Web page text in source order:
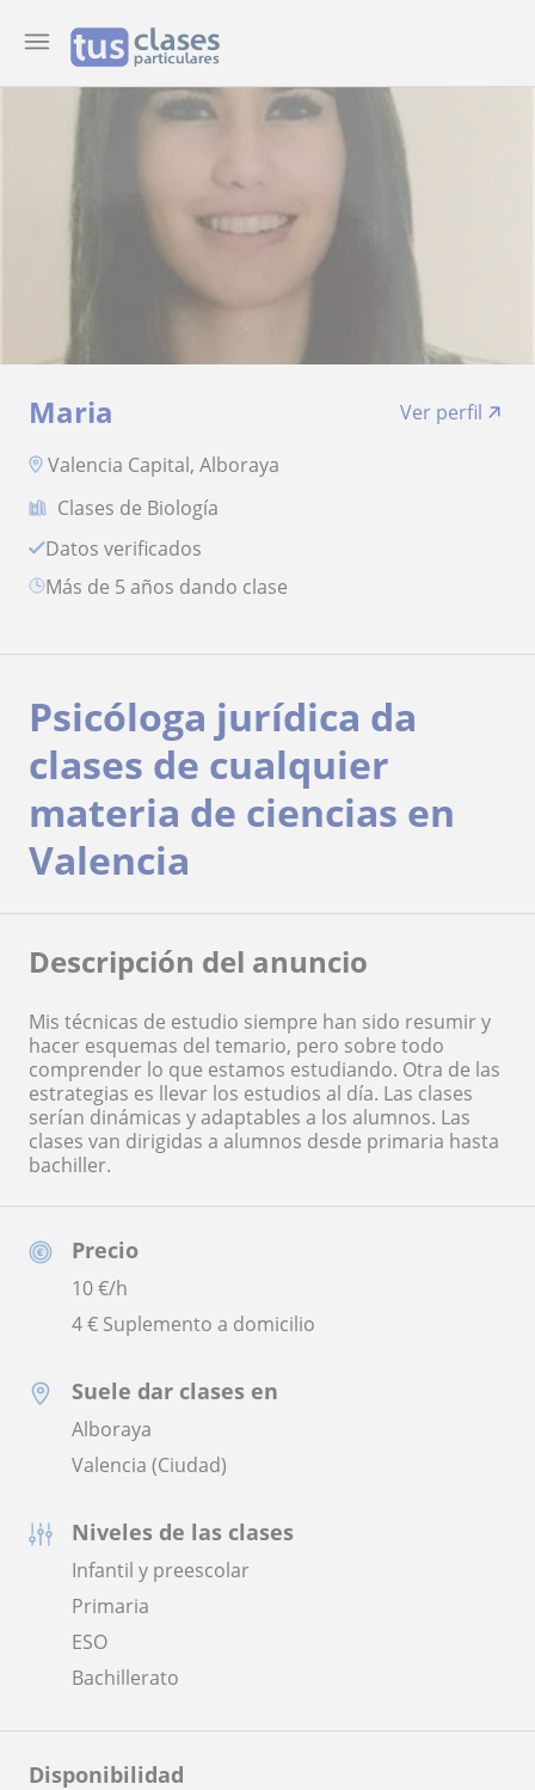
Maria
Ver perfil
Valencia Capital, Alboraya
Clases de Biología
Datos verificados
más de 5 años dando clase
Precio
10€/h
4 € Suplemento a domicilio
Suele dar clases en
Alboraya
Valencia (Ciudad)
Niveles de las clases
Infantil y preescolar
Primaria
ESO
Bachillerato
Disponibilidad
Psicóloga jurídica da
clases de cualquier
materia de ciencias en
Valencia
Descripción del anuncio
Mis técnicas de estudio siempre han sido resumir y
hacer esquemas del temario, pero sobre todo
comprender lo que estamos estudiando. Otra de las
estrategias es llevar los estudios al día. Las clases
serían dinámicas y adaptables a los alumnos. Las
clases van dirigidas a alumnos desde primaria hasta
bachiller.